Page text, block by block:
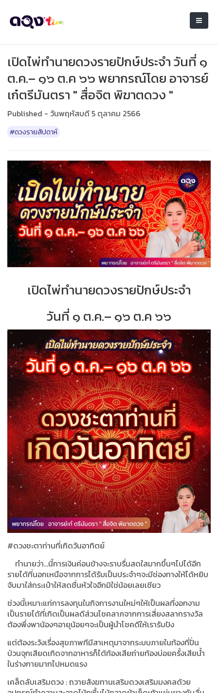
เปิดไพ่ทำนายดวงรายปักษ์ประจำ วันที่ ๑
ต.ค.– ๑๖ ต.ค ๖๖ พยากรณ์โดย อาจารย์
เก๋ตรีมันตรา " สื่อจิต พิฆาตดวง "
Published - วันพฤหัสบดี 5 ตุลาคม 2566
#ดวงรายสัปดาห์
เปิดไพ่ทำนายดวงรายปักษ์ประจำ
วันที่ ๑ ต.ค.– ๑๖ ต.ค ๖๖
#ดวงชะตาท่านที่เกิดวันอาทิตย์
ทำนายว่า...นี้การเงินค่อนข้างจะราบรื่นสดใสมากขึ้นๆไปได้อีก
รายได้ที่นอกเหนือจากการได้รับเป็นประจำๆจะมีช่องทางให้ได้หยิบ
จับมาใส่กระเป๋าให้สดชื่นหัวใจอีกมิใช่น้อยเลยเชียว
ช่วงนี้เหมาะแก่การลงทุนในกิจการงานใหม่ๆให้เป็นผลที่งอกงาม
เป็นรายได้ที่เกิดเป็นผลดีส่วนโชคลาภจากการเสี่ยงสลากรางวัล
ต้องพึ่งพาน้องๆอายุน้อยๆจะเป็นผู้นำโชคดีให้เรารับปัง
แต่ต้องระวังเรื่องสุขภาพทีมีสาเหตุมาจากระบบภายในท้องที่ปั่น
ป่วนจุกเสียดเกิดจากอาหารก็ได้ท้องเสียถ่ายท้องบ่อยครั้งเสียน้ำ
ในร่างกายมากไปหมดแรง
เคล็ดลับเสริมดวง :ถวายสังฆทานเสริมดวงเสริมมงคลด้วย